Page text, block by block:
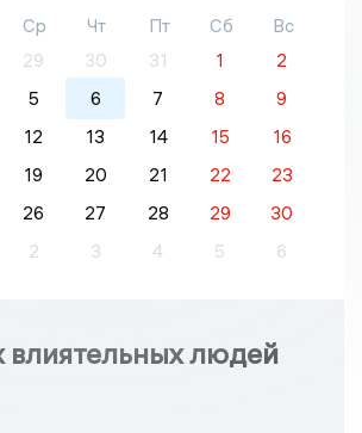
Ср Чт Пт Сб
Вс
29 30 31 1
2
5 6 7 8
9
12 13 14 15
16
19 20 21 22
23
26 27 28 29
30
2 3 4 5 6
влиятельных людей